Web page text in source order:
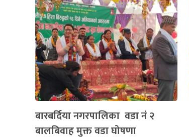
बारबर्दिया नगरपालिका वडा नं २
बालबिवाह मुक्त वडा घोषणा